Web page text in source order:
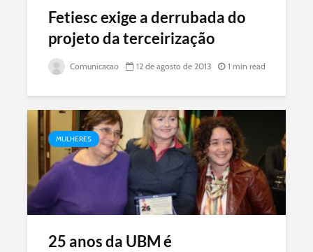
Fetiesc exige a derrubada do
projeto da terceirização
Comunicacao 12 de agosto de 2013 1 min read
MULHERES
25 anos da UBM é